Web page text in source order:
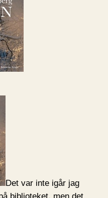
Det var inte igår jag